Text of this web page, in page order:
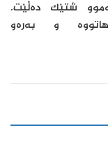
شتێک دەڵێت.
و بەرەو